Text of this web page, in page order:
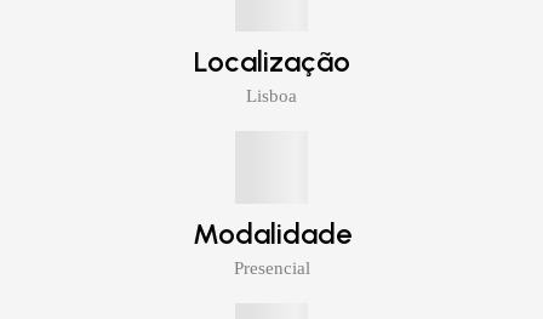
Localização
Lisboa
Modalidade
Presencial